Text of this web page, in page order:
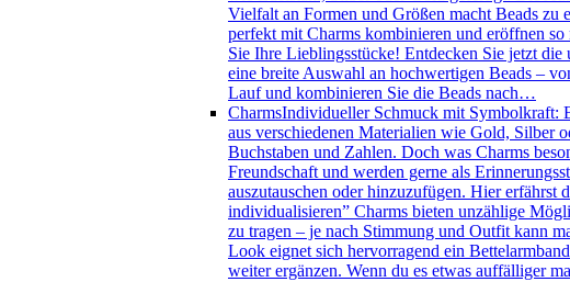
Vielfalt an Formen und Größen macht Beads zu
perfekt mit Charms kombinieren und eröffnen
Sie Ihre Lieblingsstücke! Entdecken Sie jetzt
eine breite Auswahl an hochwertigen Beads –
Lauf und kombinieren Sie die Beads nach…
CharmsIndividueller Schmuck mit Symbolkraft:
aus verschiedenen Materialien wie Gold, Silber
Buchstaben und Zahlen. Doch was Charms
Freundschaft und werden gerne als
auszutauschen oder hinzuzufügen. Hier
individualisieren” Charms bieten unzählige
zu tragen – je nach Stimmung und Outfit kann
Look eignet sich hervorragend ein
weiter ergänzen. Wenn du es etwas auffälliger